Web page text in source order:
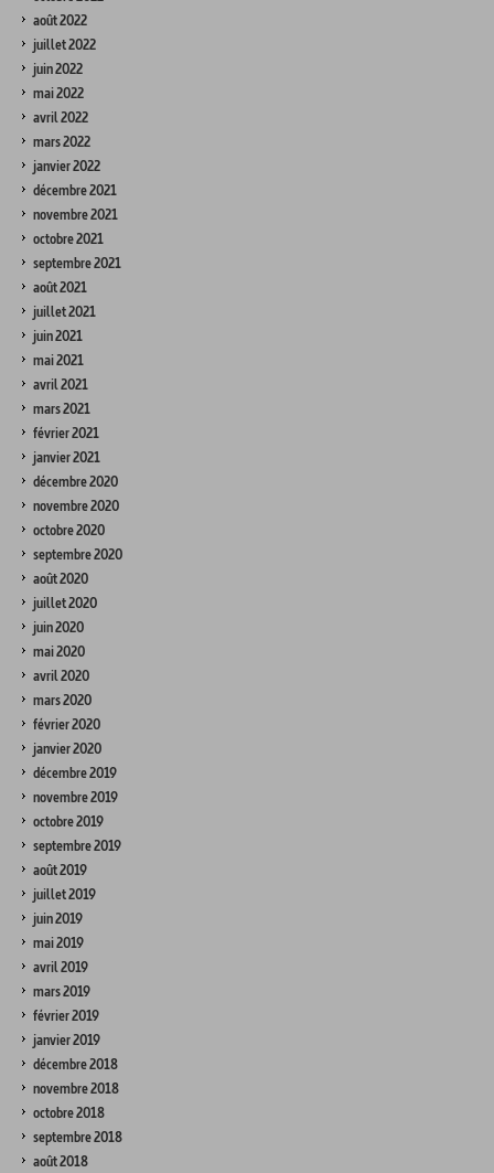
août 2022
juillet 2022
juin 2022
mai 2022
avril 2022
mars 2022
janvier 2022
décembre 2021
novembre 2021
octobre 2021
septembre 2021
août 2021
juillet 2021
juin 2021
mai 2021
avril 2021
mars 2021
février 2021
janvier 2021
décembre 2020
novembre 2020
octobre 2020
septembre 2020
août 2020
juillet 2020
juin 2020
mai 2020
avril 2020
mars 2020
février 2020
janvier 2020
décembre 2019
novembre 2019
octobre 2019
septembre 2019
août 2019
juillet 2019
juin 2019
mai 2019
avril 2019
mars 2019
février 2019
janvier 2019
décembre 2018
novembre 2018
octobre 2018
septembre 2018
août 2018